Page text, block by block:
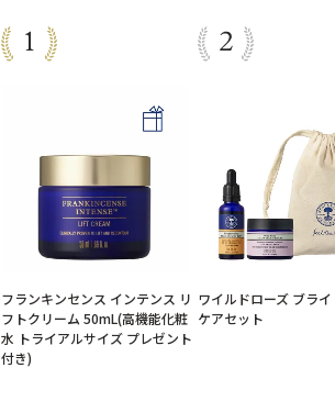
フランキンセンス インテンス リ
フトクリーム 50mL(高機能化粧
水 トライアルサイズ プレゼント
付き)
ワイルドローズ ブラ
ケアセット